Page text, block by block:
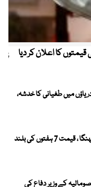
کا اعلان کر دیا
اور دریاؤں میں طغیانی کا خدشہ،
عالمی مارکیٹ میں سونا مزید مہنگا ، قیمت 7 ہفتوں کی بلند
کے وزیر دفاع کی